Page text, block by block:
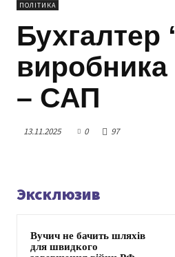
ПОЛІТИКА
Бухгалтер
виробника
– САП
13.11.2025 0 97
Эксклюзив
Вучич не бачить шляхів
для швидкого